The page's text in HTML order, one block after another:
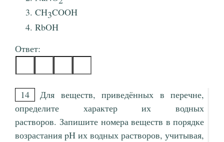
CH3COOH
RbOH
Ответ:
14
Для веществ, приведённых в перечне,
определите характер их водных
растворов. Запишите номера веществ в порядке
возрастания pH их водных растворов, учитывая,